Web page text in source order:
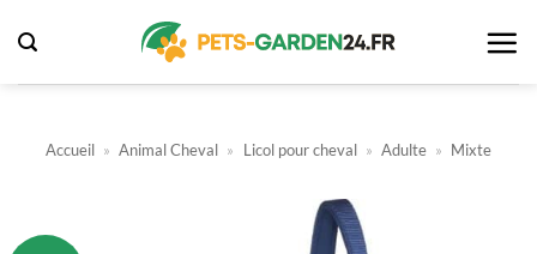
au
contenu
Accueil » Animal Cheval » Licol pour cheval » Adulte » Mixte